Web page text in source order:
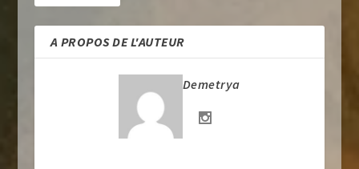
A PROPOS DE L'AUTEUR
Demetrya